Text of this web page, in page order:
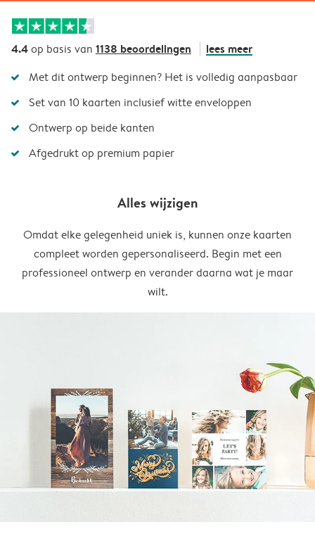
4.4op basis van 1138 beoordelingen lees meer
Met dit ontwerp beginnen? Het is volledig aanpasbaar
Set van 10 kaarten inclusief witte enveloppen
Ontwerp op beide kanten
Afgedrukt op premium papier
Alles wijzigen
Omdat elke gelegenheid uniek is, kunnen onze kaarten
compleet worden gepersonaliseerd. Begin met een
professioneel ontwerp en verander daarna wat je maar
wilt.